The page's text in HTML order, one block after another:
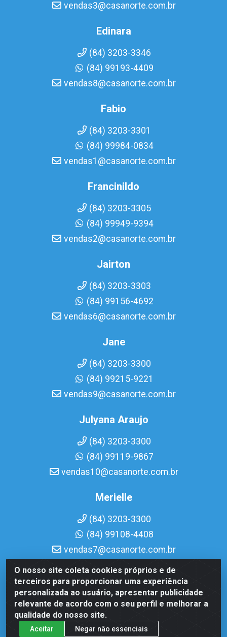
O nosso site coleta cookies próprios e de
terceiros para proporcionar uma experiência
personalizada ao usuário, apresentar publicidade
relevante de acordo com o seu perfil e melhorar a
qualidade do nosso site.
Aceitar Negar não essenciais
vendas3@casanorte.com.br
Edinara
(84) 3203-3346
(84) 99193-4409
vendas8@casanorte.com.br
Fabio
(84) 3203-3301
(84) 99984-0834
vendas1@casanorte.com.br
Francinildo
(84) 3203-3305
(84) 99949-9394
vendas2@casanorte.com.br
Jairton
(84) 3203-3303
(84) 99156-4692
vendas6@casanorte.com.br
Jane
(84) 3203-3300
(84) 99215-9221
vendas9@casanorte.com.br
Julyana Araujo
(84) 3203-3300
(84) 99119-9867
vendas10@casanorte.com.br
Merielle
(84) 3203-3300
(84) 99108-4408
vendas7@casanorte.com.br
Casa Norte LTDA - Av. Interventor Mário Câmara, 1815 - Dix-
Sept Rosado, Natal/RN - CEP 59054-600 - CNPJ
08.713.513/0001-51